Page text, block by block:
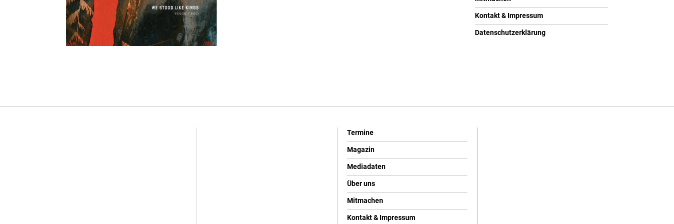
Kontakt & Impressum
Datenschutzerklärung
Termine
Magazin
Mediadaten
Über uns
Mitmachen
Kontakt & Impressum